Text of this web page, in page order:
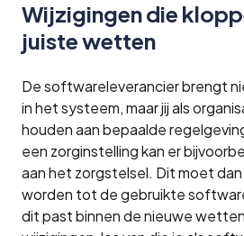
Wijzigingen die
juiste wetten
De softwareleverancier brengt
in het systeem, maar jij als
houden aan bepaalde
een zorginstelling kan er
aan het zorgstelsel. Dit moet
worden tot de gebruikte
dit past binnen de nieuwe